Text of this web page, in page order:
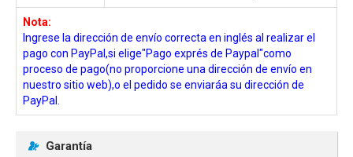
Nota:
Ingrese la dirección de envío correcta en inglés al realizar el
pago con PayPal,si elige"Pago exprés de Paypal"como
proceso de pago(no proporcione una dirección de envío en
nuestro sitio web),o el pedido se enviaráa su dirección de
PayPal.
Garantía